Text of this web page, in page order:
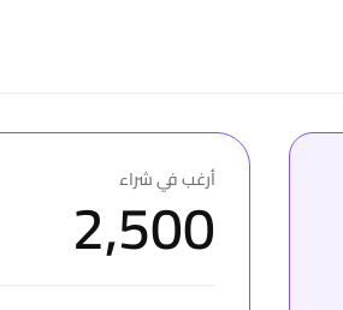
أرغب في شراء
2,500